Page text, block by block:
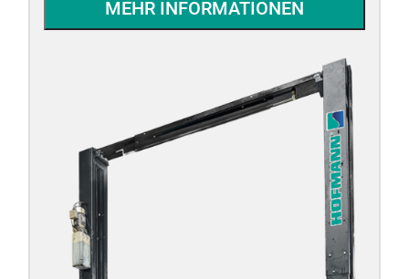
MEHR INFORMATIONEN